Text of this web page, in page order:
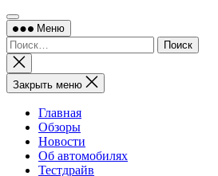
Меню
Найти:
Закрыть
поиск
Закрыть меню
Главная
Обзоры
Новости
Об автомобилях
Тестдрайв